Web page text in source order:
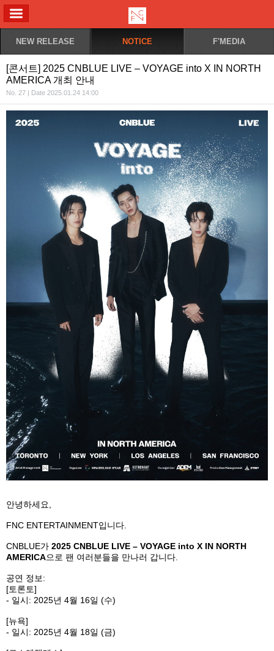
NEW RELEASE NOTICE F'MEDIA
[콘서트] 2025 CNBLUE LIVE – VOYAGE into X IN NORTH
AMERICA 개최 안내
No. 27 | Date 2025.01.24 14:00
안녕하세요
FNC ENTERTAINMENT입니다
CNBLUE가 2025 CNBLUE LIVE – VOYAGE into X IN NORTH
AMERICA으로 팬 여러분들을 만나러 갑니다
공연 정보:
[토론토]
- 일시: 2025년 4월 16일 (수)
[뉴욕]
- 일시: 2025년 4월 18일 (금)